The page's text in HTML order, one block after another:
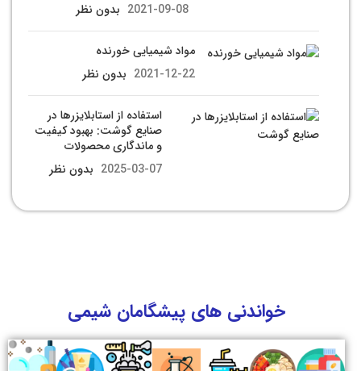
2021-09-08 بدون نظر
مواد شیمیایی خورنده
2021-12-22 بدون نظر
استفاده از استابلایزرها در
صنایع گوشت: بهبود کیفیت
و ماندگاری محصولات
2025-03-07 بدون نظر
خواندنی های پیشگامان شیمی